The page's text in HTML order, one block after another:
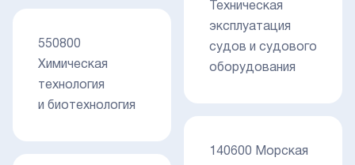
550800
Химическая
технология
и биотехнология
Техническая
эксплуатация
судов и судового
оборудования
140600 Морская